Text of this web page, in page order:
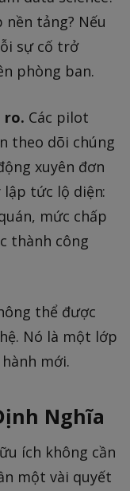
nền tảng? Nếu
sự cố trở
phòng ban.
ro. Các pilot
theo dõi chúng
xuyên đơn
lập tức lộ diện:
mức chấp
thành công
thể được
Nó là một lớp
mới.
Nghĩa
ích không cần
một vài quyết